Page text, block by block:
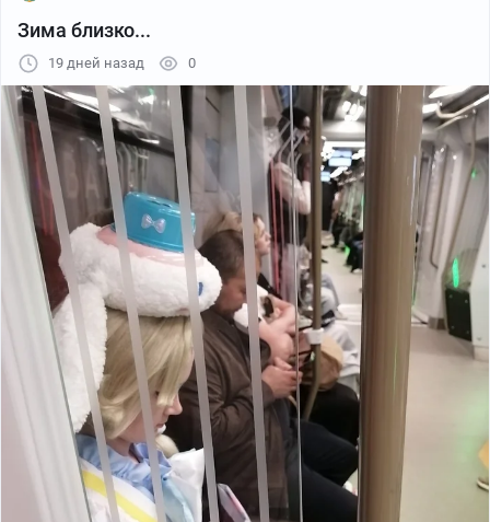
Зима близко...
19 дней назад 0